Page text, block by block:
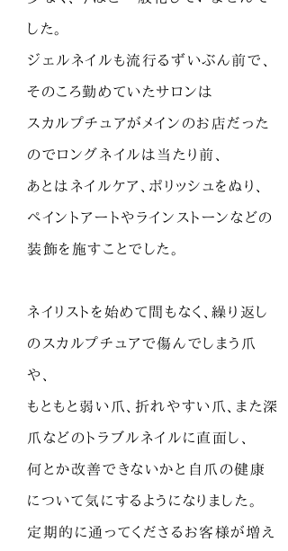
した。
ジェルネイルも流行るずいぶん前で、
そのころ勤めていたサロンは
スカルプチュアがメインのお店だった
のでロングネイルは当たり前、
あとはネイルケア、ポリッシュをぬり、
ペイントアートやラインストーンなどの
装飾を施すことでした。
ネイリストを始めて間もなく、繰り返し
のスカルプチュアで傷んでしまう爪
や、
もともと弱い爪、折れやすい爪、また深
爪などのトラブルネイルに直面し、
何とか改善できないかと自爪の健康
について気にするようになりました。
定期的に通ってくださるお客様が増え